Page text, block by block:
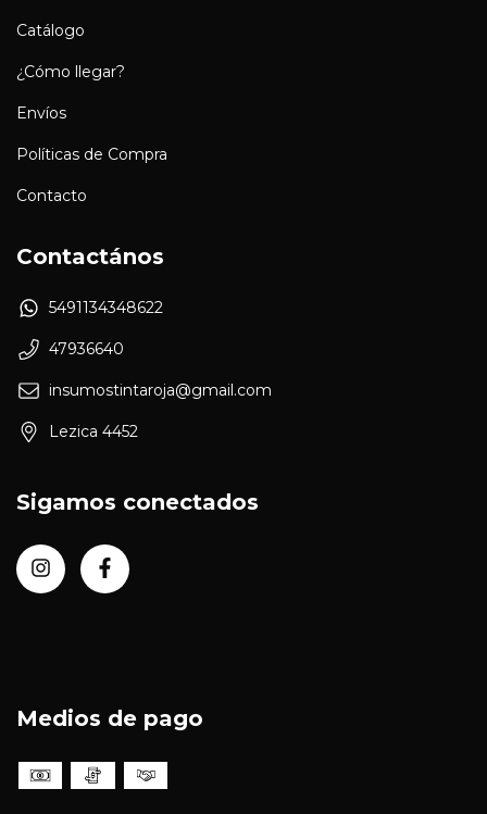
Catálogo
¿Cómo llegar?
Envíos
Políticas de Compra
Contacto
Contactános
5491134348622
47936640
insumostintaroja@gmail.com
Lezica 4452
Sigamos conectados
Medios de pago